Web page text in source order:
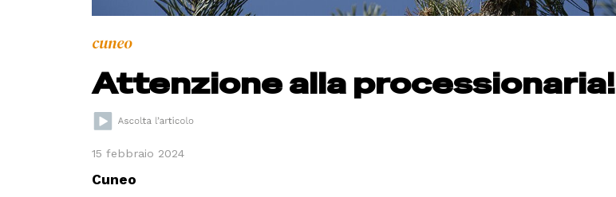
cuneo
Attenzione alla processionaria!
15 febbraio 2024
Cuneo